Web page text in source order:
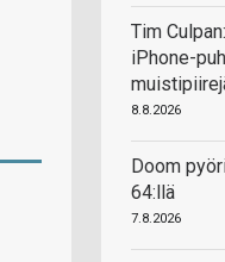
Tim
iPhone-
8.8.2026
Doom
64:llä
7.8.2026